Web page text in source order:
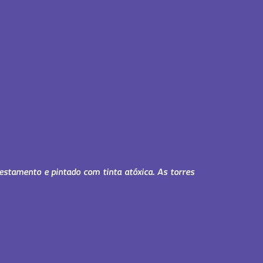
e pintado com tinta atóxica. As torres